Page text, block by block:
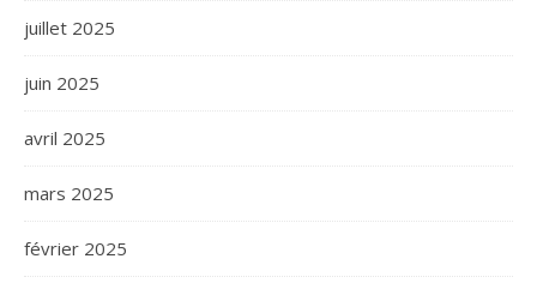
juillet 2025
juin 2025
avril 2025
mars 2025
février 2025